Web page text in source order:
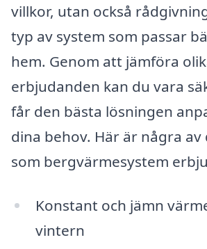
villkor, utan också
typ av system som passar
hem. Genom att jämföra
erbjudanden kan du vara
får den bästa lösningen
dina behov. Här är några
som bergvärmesystem
Konstant och jämn
vintern